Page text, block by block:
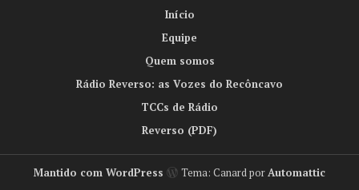
Início
Equipe
Quem somos
Rádio Reverso: as Vozes do Recôncavo
TCCs de Rádio
Reverso (PDF)
Mantido com WordPress Tema: Canard porAutomattic